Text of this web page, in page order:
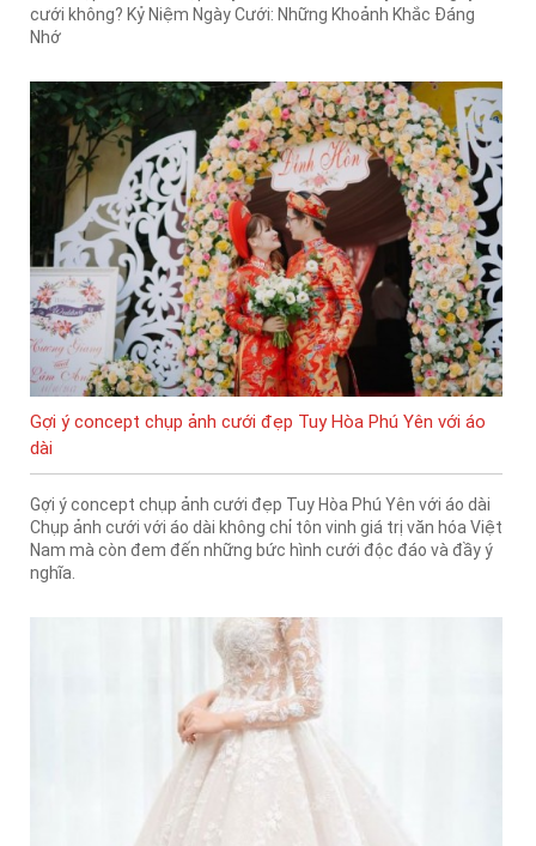
cưới không? Kỷ Niệm Ngày Cưới: Những Khoảnh Khắc Đáng
Nhớ
Gợi ý concept chụp ảnh cưới đẹp Tuy Hòa Phú Yên với áo
dài
Gợi ý concept chụp ảnh cưới đẹp Tuy Hòa Phú Yên với áo dài
Chụp ảnh cưới với áo dài không chỉ tôn vinh giá trị văn hóa Việt
Nam mà còn đem đến những bức hình cưới độc đáo và đầy ý
nghĩa.